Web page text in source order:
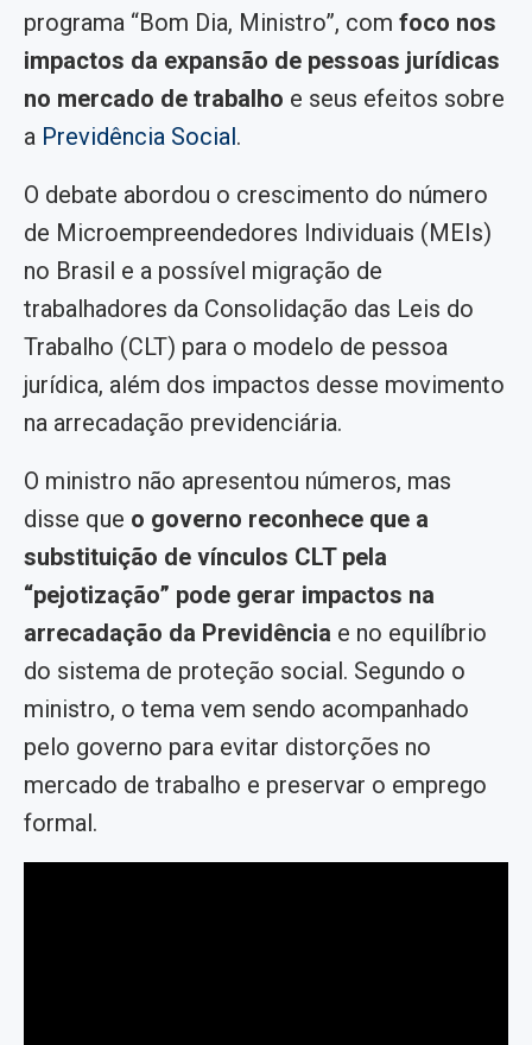
programa “Bom Dia, Ministro”, com foco nos
impactos da expansão de pessoas jurídicas
no mercado de trabalho e seus efeitos sobre
a Previdência Social.
O debate abordou o crescimento do número
de Microempreendedores Individuais (MEIs)
no Brasil e a possível migração de
trabalhadores da Consolidação das Leis do
Trabalho (CLT) para o modelo de pessoa
jurídica, além dos impactos desse movimento
na arrecadação previdenciária.
O ministro não apresentou números, mas
disse que o governo reconhece que a
substituição de vínculos CLT pela
“pejotização” pode gerar impactos na
arrecadação da Previdência e no equilíbrio
do sistema de proteção social. Segundo o
ministro, o tema vem sendo acompanhado
pelo governo para evitar distorções no
mercado de trabalho e preservar o emprego
formal.